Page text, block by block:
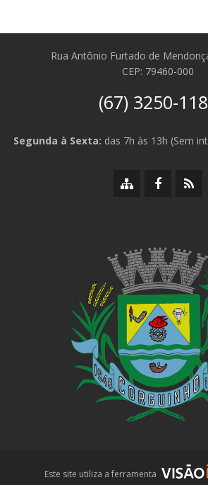
Rua Antônio Furtado de
CEP: 79460-000
(67) 3250-
Segunda à Sexta: das 7h às 13h (Sem
MapaFacebook
Este site utiliza a ferramenta